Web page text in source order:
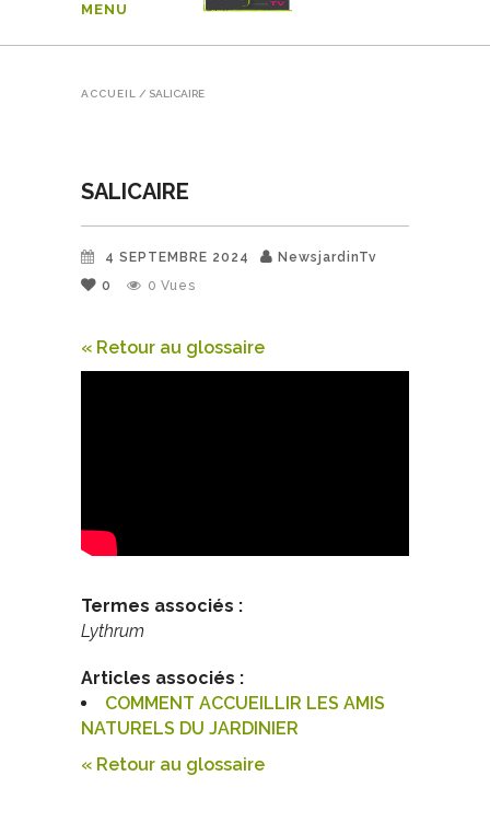
MENU
ACCUEIL / SALICAIRE
SALICAIRE
4 SEPTEMBRE 2024
NewsjardinTv
0
0 Vues
« Retour au glossaire
Termes associés :
Lythrum
Articles associés :
COMMENT ACCUEILLIR LES AMIS
NATURELS DU JARDINIER
« Retour au glossaire